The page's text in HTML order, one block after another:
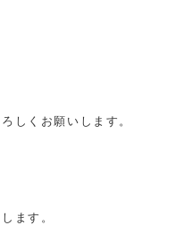
しくお願いします。
ます。